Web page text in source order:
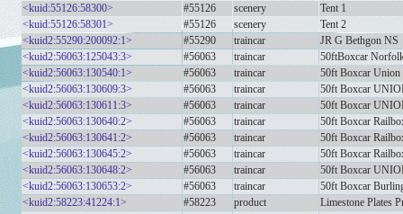
<kuid:55126:58300>
#55126 scenery
Tent 1
<kuid:55126:58301>
#55126 scenery
Tent 2
<kuid2:55290:200092:1>
#55290 traincar
JR G Bethgon NS
<kuid2:56063:125043:3>
#56063 traincar
50ftBoxcar
<kuid2:56063:130540:1>
#56063 traincar
50ft Boxcar Union
<kuid2:56063:130609:3>
#56063 traincar
50ft Boxcar
<kuid2:56063:130611:3>
#56063 traincar
50ft Boxcar
<kuid2:56063:130640:2>
#56063 traincar
50ft Boxcar
<kuid2:56063:130641:2>
#56063 traincar
50ft Boxcar
<kuid2:56063:130645:2>
#56063 traincar
50ft Boxcar
<kuid2:56063:130648:2>
#56063 traincar
50ft Boxcar
<kuid2:56063:130653:2>
#56063 traincar
50ft Boxcar
<kuid2:58223:41224:1>
#58223 product
Limestone Plates